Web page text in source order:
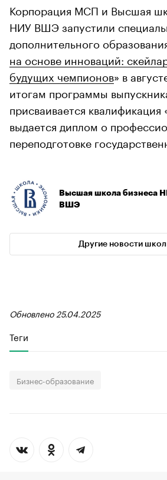
Корпорация МСП и Высшая
НИУ ВШЭ запустили
дополнительного
на основе инноваций:
будущих чемпионов» в
итогам программы
присваивается
выдается диплом о
переподготовке
Высшая школа бизнеса
ВШЭ
Другие новости
Обновлено 25.04.2025
Теги
Бизнес-образование